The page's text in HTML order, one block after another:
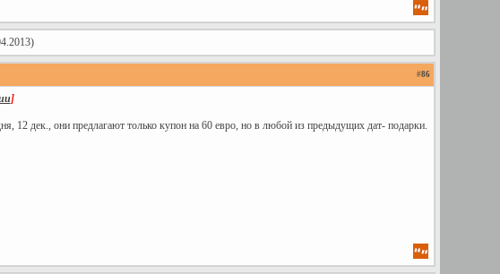
#86
]
12 дек., они предлагают только купон на 60 евро, но в любой из предыдущих дат- подарки.